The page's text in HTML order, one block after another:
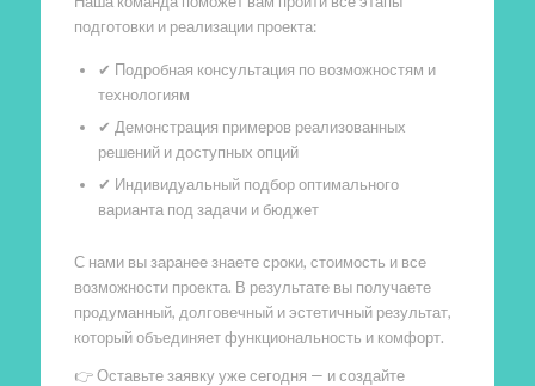
подготовки и реализации проекта:
✔ Подробная консультация по возможностям и
технологиям
✔ Демонстрация примеров реализованных
решений и доступных опций
✔ Индивидуальный подбор оптимального
варианта под задачи и бюджет
С нами вы заранее знаете сроки, стоимость и все
возможности проекта. В результате вы получаете
продуманный, долговечный и эстетичный результат,
который объединяет функциональность и комфорт.
👉 Оставьте заявку уже сегодня — и создайте